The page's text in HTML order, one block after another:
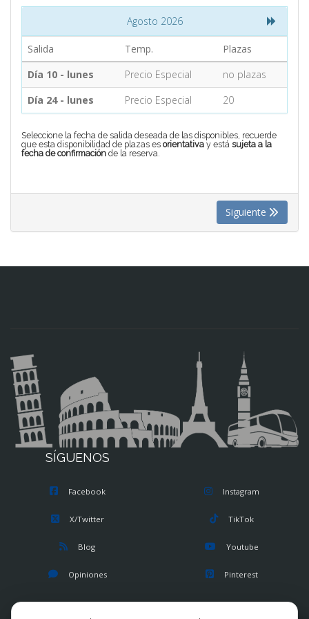
CONTACTO
MÁS
Agosto 2026
Salida Temp.
Plazas
Día 10 - lunes
Precio Especial
no plazas
Día 24 - lunes
Precio Especial 20
Seleccione la fecha de salida deseada de las disponibles, recuerde
que esta disponibilidad de plazas es orientativa y está sujeta a la
fecha de confirmación de la reserva.
Siguiente
SÍGUENOS
Facebook
X/Twitter
Blog
Opiniones
Instagram
TikTok
Youtube
Pinterest